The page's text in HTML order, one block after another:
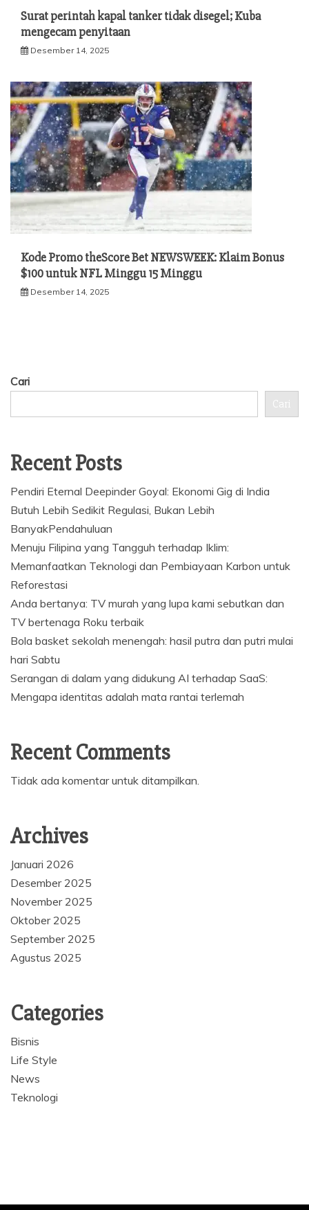
Surat perintah kapal tanker tidak disegel; Kuba
mengecam penyitaan
Desember 14, 2025
Kode Promo theScore Bet NEWSWEEK: Klaim Bonus
$100 untuk NFL Minggu 15 Minggu
Desember 14, 2025
Cari
Cari
Recent Posts
Pendiri Eternal Deepinder Goyal: Ekonomi Gig di India
Butuh Lebih Sedikit Regulasi, Bukan Lebih
BanyakPendahuluan
Menuju Filipina yang Tangguh terhadap Iklim:
Memanfaatkan Teknologi dan Pembiayaan Karbon untuk
Reforestasi
Anda bertanya: TV murah yang lupa kami sebutkan dan
TV bertenaga Roku terbaik
Bola basket sekolah menengah: hasil putra dan putri mulai
hari Sabtu
Serangan di dalam yang didukung AI terhadap SaaS:
Mengapa identitas adalah mata rantai terlemah
Recent Comments
Tidak ada komentar untuk ditampilkan.
Archives
Januari 2026
Desember 2025
November 2025
Oktober 2025
September 2025
Agustus 2025
Categories
Bisnis
Life Style
News
Teknologi